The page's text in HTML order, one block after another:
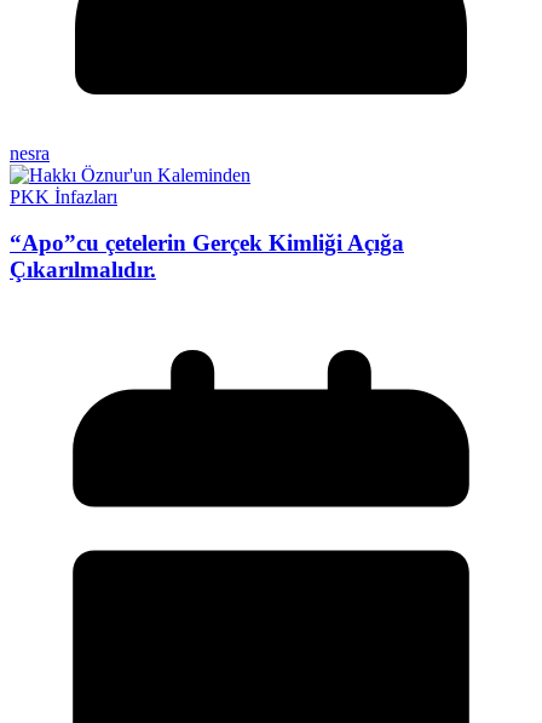
nesra
PKK İnfazları
“Apo”cu çetelerin Gerçek Kimliği Açığa
Çıkarılmalıdır.